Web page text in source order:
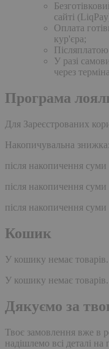
сайті
Оплата
кур'єра;
У разі
через
Програма
Для Зареєстрованих
Накопичувальна знижка:
після накопичення
після накопичення
після накопичення
Кошик
У кошику немає товарів.
У кошику немає товарів.
Дякуємо за
Твоє замовлення вже в
надішлемо всі деталі